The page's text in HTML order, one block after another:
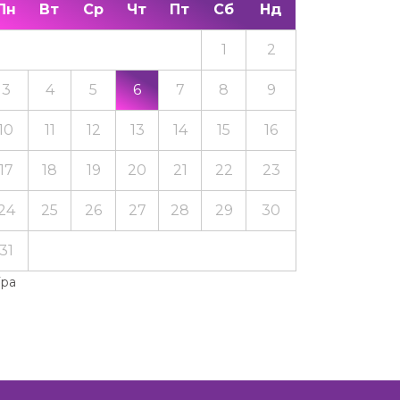
Вт Ср Чт Пт Сб Нд
1 2
3 4 5 6 7 8 9
11 12 13 14 15 16
18 19 20 21 22 23
25 26 27 28 29 30